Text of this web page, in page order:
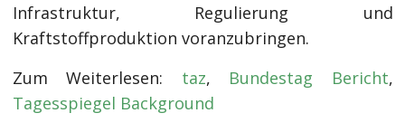
Infrastruktur, Regulierung und
Kraftstoffproduktion voranzubringen.
Zum Weiterlesen: taz, Bundestag Bericht,
Tagesspiegel Background